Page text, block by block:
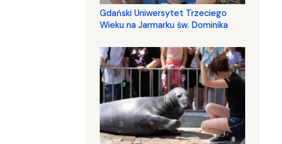
Gdański Uniwersytet Trzeciego
Wieku na Jarmarku św. Dominika